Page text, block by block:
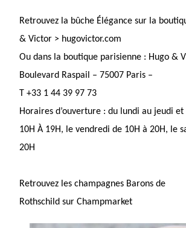
Retrouvez la bûche Élégance sur la
& Victor > hugovictor.com
Ou dans la boutique parisienne : Hugo &
Boulevard Raspail – 75007 Paris –
T +33 1 44 39 97 73
Horaires d’ouverture : du lundi au jeudi
10H À 19H, le vendredi de 10H à 20H, le
20H
Retrouvez les champagnes Barons de
Rothschild surChampmarket